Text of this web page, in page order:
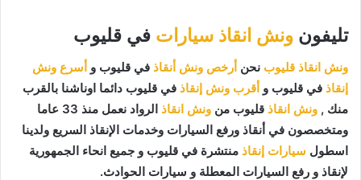
تليفون ونش انقاذ سيارات في قليوب
ونش انقاذ قليوب نحن أرخص ونش أنقاذ في قليوب و أسرع ونش
إنقاذ في قليوب و أقرب ونش إنقاذ في قليوب دائما اوناشنا بالقرب
منك , ونش انقاذ قليوب من ونش انقاذ
الرواد نعمل منذ 33 عاما
ومتخصصون في أنقاذ ورفع السيارات وخدمات الإنقاذ السريع ولدينا
اسطول سيارات إنقاذ منتشرة في قليوب و جميع انحاء الجمهورية
لإنقاذ و رفع السيارات المعطلة و سيارات الحوادث.